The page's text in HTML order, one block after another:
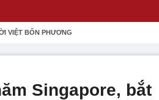
VIỆT BỐN PHƯƠNG
Singapore, bắt